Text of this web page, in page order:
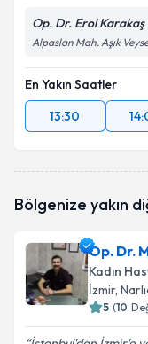
Op. Dr. Erol Karakaş
Alpaslan Mah. Aşık
En Yakın Saatler
13:30
Bölgenize yakın
Op. Dr.
Kadın
İzmir,
5 (10